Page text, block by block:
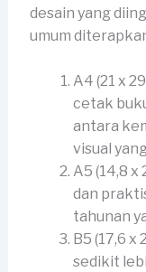
desain yang
umum
A4 (21 x
cetak
antara
visual
A5 (14,8 x
dan
tahunan
B5 (17,6
sedikit